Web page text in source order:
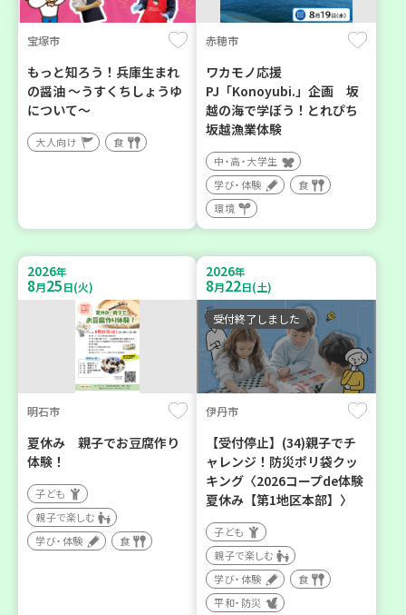
宝塚市
もっと知ろう！兵庫生まれ
の醤油 ～うすくちしょうゆ
について～
大人向け 食
赤穂市
ワカモノ応援
PJ「Konoyubi.」企画 坂
越の海で学ぼう！とれぴち
坂越漁業体験
中・高・大学生
学び・体験
食
環境
2026年
8月25日(火)
明石市
夏休み 親子でお豆腐作り
体験！
子ども
親子で楽しむ
学び・体験
食
2026年
8月22日(土)
受付終了しました
伊丹市
【受付停止】(34)親子でチ
ャレンジ！防災ポリ袋クッ
キング〈2026コープde体験
夏休み【第1地区本部】〉
子ども
親子で楽しむ
学び・体験
食
平和・防災